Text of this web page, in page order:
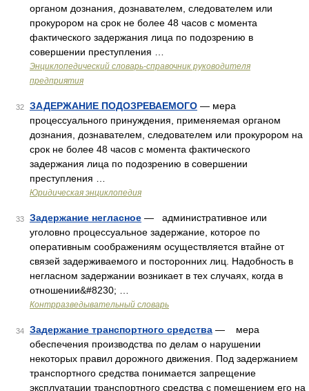
органом дознания, дознавателем, следователем или
прокурором на срок не более 48 часов с момента
фактического задержания лица по подозрению в
совершении преступления …
Энциклопедический словарь-справочник руководителя
предприятия
32 ЗАДЕРЖАНИЕ ПОДОЗРЕВАЕМОГО — мера
процессуального принуждения, применяемая органом
дознания, дознавателем, следователем или прокурором на
срок не более 48 часов с момента фактического
задержания лица по подозрению в совершении
преступления …
Юридическая энциклопедия
33 Задержание негласное — административное или
уголовно процессуальное задержание, которое по
оперативным соображениям осуществляется втайне от
связей задерживаемого и посторонних лиц. Надобность в
негласном задержании возникает в тех случаях, когда в
отношении&#8230; …
Контрразведывательный словарь
34 Задержание транспортного средства — мера
обеспечения производства по делам о нарушении
некоторых правил дорожного движения. Под задержанием
транспортного средства понимается запрещение
эксплуатации транспортного средства с помещением его на